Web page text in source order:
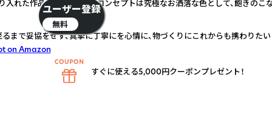
れた作品を心がけ、色のコンセプトは究極なお洒落な色として、飽きのこ
まで妥協をせず、真摯に丁寧にを心情に、物づくりにこれからも携わりたい
on Amazon
ユーザー登録
無料
すぐに使える5,000円クーポンプレゼント！